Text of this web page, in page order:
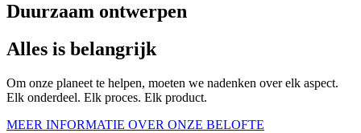
Duurzaam ontwerpen
Alles is belangrijk
Om onze planeet te helpen, moeten we nadenken over elk aspect.
Elk onderdeel. Elk proces. Elk product.
MEER INFORMATIE OVER ONZE BELOFTE